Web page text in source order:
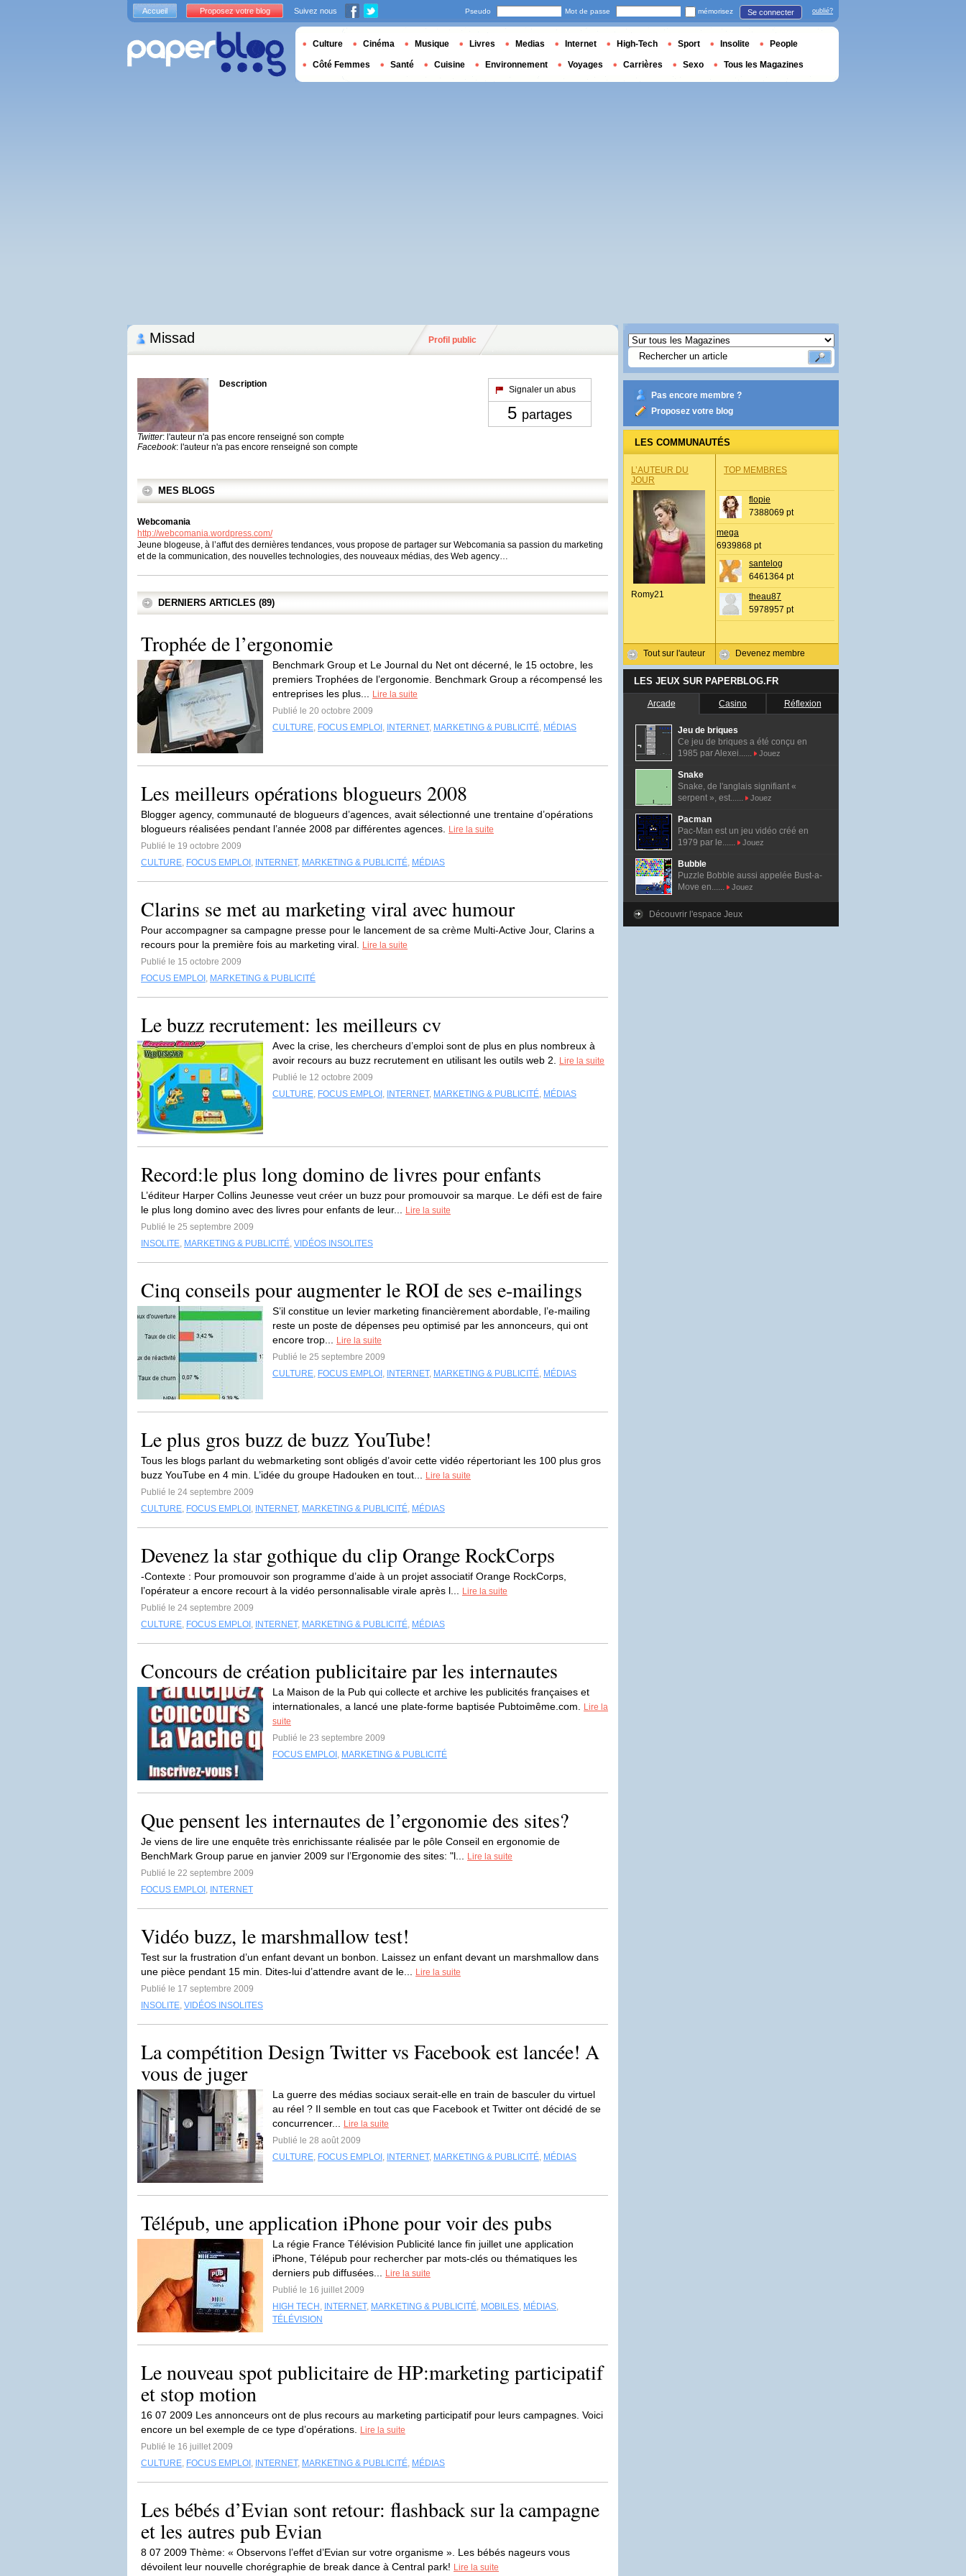
Missad Profil public
Description
Twitter: l'auteur n'a pas encore renseigné son compte
Facebook: l'auteur n'a pas encore renseigné son compte
Signaler un abus
5 partages
MES BLOGS
Webcomania
http://webcomania.wordpress.com/
Jeune blogeuse, à l’affut des dernières tendances, vous propose de partager sur Webcomania sa passion du marketing
et de la communication, des nouvelles technologies, des nouveaux médias, des Web agency…
DERNIERS ARTICLES (89)
Trophée de l’ergonomie
Benchmark Group et Le Journal du Net ont décerné, le 15 octobre, les
premiers Trophées de l’ergonomie. Benchmark Group a récompensé les
entreprises les plus...
Lire la suite
Publié le 20 octobre 2009
CULTURE, FOCUS EMPLOI , INTERNET, MARKETING & PUBLICITÉ, MÉDIAS
Les meilleurs opérations blogueurs 2008
Blogger agency, communauté de blogueurs d’agences, avait sélectionné une trentaine d’opérations
blogueurs réalisées pendant l’année 2008 par différentes agences.
Lire la suite
Publié le 19 octobre 2009
CULTURE, FOCUS EMPLOI , INTERNET, MARKETING & PUBLICITÉ, MÉDIAS
Clarins se met au marketing viral avec humour
Pour accompagner sa campagne presse pour le lancement de sa crème Multi-Active Jour, Clarins a
recours pour la première fois au marketing viral.
Lire la suite
Publié le 15 octobre 2009
FOCUS EMPLOI , MARKETING & PUBLICITÉ
Le buzz recrutement: les meilleurs cv
Avec la crise, les chercheurs d’emploi sont de plus en plus nombreux à
avoir recours au buzz recrutement en utilisant les outils web 2.
Lire la suite
Publié le 12 octobre 2009
CULTURE, FOCUS EMPLOI , INTERNET, MARKETING & PUBLICITÉ, MÉDIAS
Record:le plus long domino de livres pour enfants
L’éditeur Harper Collins Jeunesse veut créer un buzz pour promouvoir sa marque. Le défi est de faire
le plus long domino avec des livres pour enfants de leur...
Lire la suite
Publié le 25 septembre 2009
INSOLITE, MARKETING & PUBLICITÉ, VIDÉOS INSOLITES
Cinq conseils pour augmenter le ROI de ses e-mailings
S’il constitue un levier marketing financièrement abordable, l’e-mailing
reste un poste de dépenses peu optimisé par les annonceurs, qui ont
encore trop...
Lire la suite
Publié le 25 septembre 2009
CULTURE, FOCUS EMPLOI , INTERNET, MARKETING & PUBLICITÉ, MÉDIAS
Le plus gros buzz de buzz YouTube!
Tous les blogs parlant du webmarketing sont obligés d’avoir cette vidéo répertoriant les 100 plus gros
buzz YouTube en 4 min. L’idée du groupe Hadouken en tout...
Lire la suite
Publié le 24 septembre 2009
CULTURE, FOCUS EMPLOI , INTERNET, MARKETING & PUBLICITÉ, MÉDIAS
Devenez la star gothique du clip Orange RockCorps
-Contexte : Pour promouvoir son programme d’aide à un projet associatif Orange RockCorps,
l’opérateur a encore recourt à la vidéo personnalisable virale après l...
Lire la suite
Publié le 24 septembre 2009
CULTURE, FOCUS EMPLOI , INTERNET, MARKETING & PUBLICITÉ, MÉDIAS
Concours de création publicitaire par les internautes
La Maison de la Pub qui collecte et archive les publicités françaises et
internationales, a lancé une plate-forme baptisée Pubtoimême.com.
Lire la
suite
Publié le 23 septembre 2009
FOCUS EMPLOI , MARKETING & PUBLICITÉ
Que pensent les internautes de l’ergonomie des sites?
Je viens de lire une enquête très enrichissante réalisée par le pôle Conseil en ergonomie de
BenchMark Group parue en janvier 2009 sur l’Ergonomie des sites: "l...
Lire la suite
Publié le 22 septembre 2009
FOCUS EMPLOI , INTERNET
Vidéo buzz, le marshmallow test!
Test sur la frustration d’un enfant devant un bonbon. Laissez un enfant devant un marshmallow dans
une pièce pendant 15 min. Dites-lui d’attendre avant de le...
Lire la suite
Publié le 17 septembre 2009
INSOLITE, VIDÉOS INSOLITES
La compétition Design Twitter vs Facebook est lancée! A
vous de juger
La guerre des médias sociaux serait-elle en train de basculer du virtuel
au réel ? Il semble en tout cas que Facebook et Twitter ont décidé de se
concurrencer...
Lire la suite
Publié le 28 août 2009
CULTURE, FOCUS EMPLOI , INTERNET, MARKETING & PUBLICITÉ, MÉDIAS
Télépub, une application iPhone pour voir des pubs
La régie France Télévision Publicité lance fin juillet une application
iPhone, Télépub pour rechercher par mots-clés ou thématiques les
derniers pub diffusées...
Lire la suite
Publié le 16 juillet 2009
HIGH TECH , INTERNET, MARKETING & PUBLICITÉ, MOBILES, MÉDIAS,
TÉLÉVISION
Le nouveau spot publicitaire de HP:marketing participatif
et stop motion
16 07 2009 Les annonceurs ont de plus recours au marketing participatif pour leurs campagnes. Voici
encore un bel exemple de ce type d’opérations.
Lire la suite
Publié le 16 juillet 2009
CULTURE, FOCUS EMPLOI , INTERNET, MARKETING & PUBLICITÉ, MÉDIAS
Les bébés d’Evian sont retour: flashback sur la campagne
et les autres pub Evian
8 07 2009 Thème: « Observons l’effet d’Evian sur votre organisme ». Les bébés nageurs vous
dévoilent leur nouvelle chorégraphie de break dance à Central park! Lire la suite
Pas encore membre ?
Proposez votre blog
LES COMMUNAUTÉS
L’AUTEUR DU
JOUR
Romy21
Tout sur l'auteur
TOP MEMBRES
flopie
7388069 pt
mega
6939868 pt
santelog
6461364 pt
theau87
5978957 pt
Devenez membre
LES JEUX SUR PAPERBLOG.FR
Arcade Casino Réflexion
Jeu de briques
Ce jeu de briques a été conçu en
1985 par Alexei......
Jouez
Snake
Snake, de l'anglais signifiant «
serpent », est......
Jouez
Pacman
Pac-Man est un jeu vidéo créé en
1979 par le......
Jouez
Bubble
Puzzle Bobble aussi appelée Bust-a-
Move en......
Jouez
Découvrir l'espace Jeux
Accueil Proposez votre blog Suivez nous Pseudo Mot de passe mémorisez Se connecter oublié?
Culture Cinéma Musique Livres Medias Internet High-Tech Sport Insolite People
Côté Femmes Santé Cuisine Environnement Voyages Carrières Sexo Tous les Magazines